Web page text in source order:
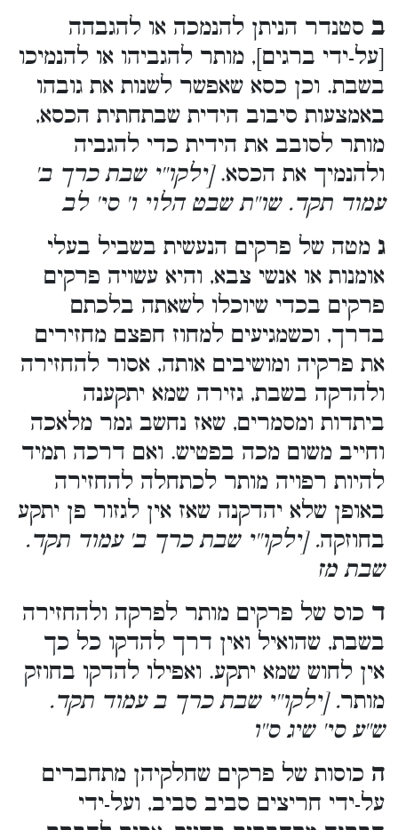
ב סטנדר הניתן להנמכה או להגבהה
[על-ידי ברגים], מותר להגביהו או להנמיכו
בשבת. וכן כסא שאפשר לשנות את גובהו
באמצעות סיבוב הידית שבתחתית הכסא,
מותר לסובב את הידית כדי להגביה
ולהנמיך את הכסא.[ילקו''י שבת כרך ב'
עמוד תקד. שו''ת שבט הלוי ו' סי' לב
ג מטה של פרקים הנעשית בשביל בעלי
אומנות או אנשי צבא, והיא עשויה פרקים
פרקים בכדי שיוכלו לשאתה בלכתם
בדרך, וכשמגיעים למחוז חפצם מחזירים
את פרקיה ומושיבים אותה, אסור להחזירה
ולהדקה בשבת, גזירה שמא יתקענה
ביתדות ומסמרים, שאז נחשב גמר מלאכה
וחייב משום מכה בפטיש. ואם דרכה תמיד
להיות רפויה מותר לכתחלה להחזירה
באופן שלא יהדקנה שאז אין לגזור פן יתקע
בחוזקה. [ילקו''י שבת כרך ב' עמוד תקד.
שבת מז
ד כוס של פרקים מותר לפרקה ולהחזירה
בשבת, שהואיל ואין דרך להדקו כל כך
אין לחוש שמא יתקע. ואפילו להדקו בחוזק
מותר. [ילקו''י שבת כרך ב עמוד תקד.
ש''ע סי' שיג ס''ו
ה כוסות של פרקים שחלקיהן מתחברים
על-ידי חריצים סביב סביב, ועל-ידי